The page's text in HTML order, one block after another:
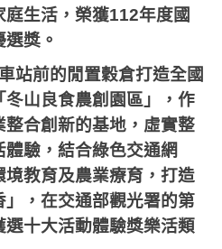
庭生活，榮獲112年度國
獎。
站前的閒置穀倉打造全國
山良食農創園區」，作
合創新的基地，虛實整
驗，結合綠色交通網
教育及農業療育，打造
」，在交通部觀光署的第
十大活動體驗獎樂活類